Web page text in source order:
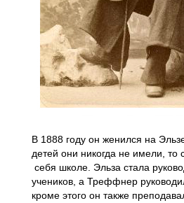
В 1888 году он женился на
детей они никогда не имели, то
себя школе. Эльза стала
учеников, а Треффнер
кроме этого он также